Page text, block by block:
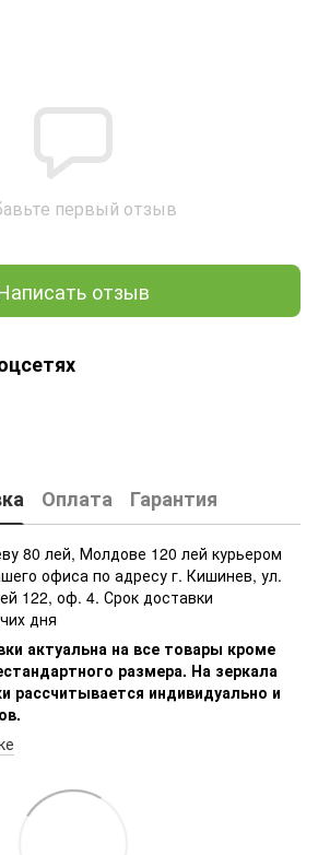
первый отзыв
отзыв
Оплата Гарантия
80 лей, Молдове 120 лей курьером
офиса по адресу г. Кишинев, ул.
122, оф. 4. Срок доставки
дня
актуальна на все товары кроме
размера. На зеркала
рассчитывается индивидуально и